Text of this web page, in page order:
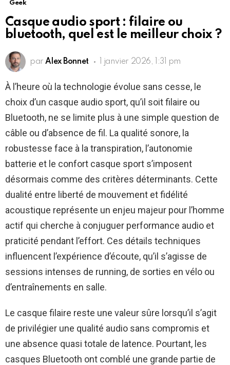
Geek
Casque audio sport : filaire ou
bluetooth, quel est le meilleur choix ?
par Alex Bonnet 1 janvier 2026, 1:31 pm
À l’heure où la technologie évolue sans cesse, le
choix d’un casque audio sport, qu’il soit filaire ou
Bluetooth, ne se limite plus à une simple question de
câble ou d’absence de fil. La qualité sonore, la
robustesse face à la transpiration, l’autonomie
batterie et le confort casque sport s’imposent
désormais comme des critères déterminants. Cette
dualité entre liberté de mouvement et fidélité
acoustique représente un enjeu majeur pour l’homme
actif qui cherche à conjuguer performance audio et
praticité pendant l’effort. Ces détails techniques
influencent l’expérience d’écoute, qu’il s’agisse de
sessions intenses de running, de sorties en vélo ou
d’entraînements en salle.
Le casque filaire reste une valeur sûre lorsqu’il s’agit
de privilégier une qualité audio sans compromis et
une absence quasi totale de latence. Pourtant, les
casques Bluetooth ont comblé une grande partie de